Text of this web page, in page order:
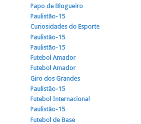
Papo de Blogueiro
Paulistão-15
Curiosidades do Esporte
Paulistão-15
Paulistão-15
Futebol Amador
Futebol Amador
Giro dos Grandes
Paulistão-15
Futebol Internacional
Paulistão-15
Futebol de Base